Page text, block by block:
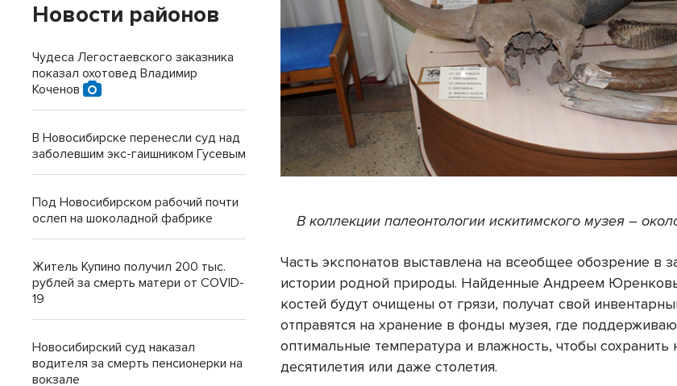
В коллекции палеонтологии искитимского музея –
Часть экспонатов выставлена на всеобщее обозрение в
истории родной природы. Найденные Андреем
костей будут очищены от грязи, получат свой
отправятся на хранение в фонды музея, где
оптимальные температура и влажность, чтобы сохранить
десятилетия или даже столетия.
Новости районов
Чудеса Легостаевского заказника
показал охотовед Владимир
Коченов
В Новосибирске перенесли суд над
заболевшим экс-гаишником Гусевым
Под Новосибирском рабочий почти
ослеп на шоколадной фабрике
Житель Купино получил 200 тыс.
рублей за смерть матери от COVID-
19
Новосибирский суд наказал
водителя за смерть пенсионерки на
вокзале